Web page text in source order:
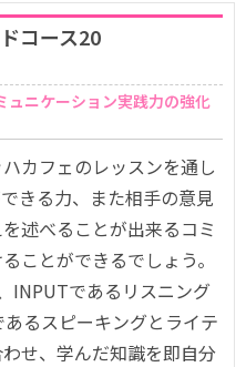
コース20
ュニケーション実践力の強化
カフェのレッスンを通し
きる力、また相手の意見
述べることが出来るコミ
ことができるでしょう。
INPUTであるリスニング
るスピーキングとライテ
せ、学んだ知識を即自分